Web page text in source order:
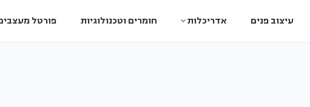
עיצוב פנים אדריכלות חומרים וטכנולוגיות פורטל